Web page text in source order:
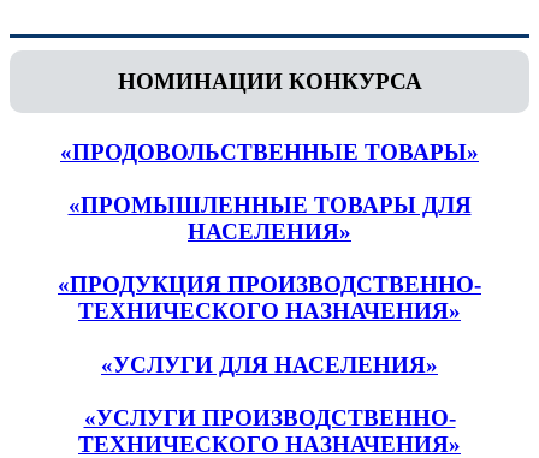
НОМИНАЦИИ КОНКУРСА
«ПРОДОВОЛЬСТВЕННЫЕ ТОВАРЫ»
«ПРОМЫШЛЕННЫЕ ТОВАРЫ ДЛЯ
НАСЕЛЕНИЯ»
«ПРОДУКЦИЯ ПРОИЗВОДСТВЕННО-
ТЕХНИЧЕСКОГО НАЗНАЧЕНИЯ»
«УСЛУГИ ДЛЯ НАСЕЛЕНИЯ»
«УСЛУГИ ПРОИЗВОДСТВЕННО-
ТЕХНИЧЕСКОГО НАЗНАЧЕНИЯ»